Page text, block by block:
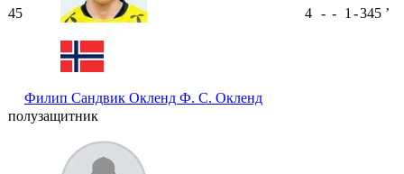
45
Филип Сандвик Окленд Ф. С. Окленд
4 - - 1 -345 ʼ
полузащитник